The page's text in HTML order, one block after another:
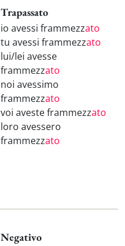
Trapassato
io avessi frammezzato
tu avessi frammezzato
lui/lei avesse
frammezzato
noi avessimo
frammezzato
voi aveste frammezzato
loro avessero
frammezzato
Negativo